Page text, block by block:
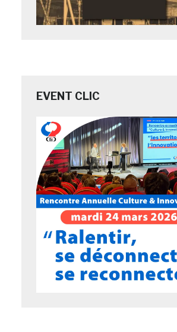
progression
7,98%
424.960 3,89%
15,85% +1 place
10,74% +1 place
2,57%-2 places
EVENT CLIC